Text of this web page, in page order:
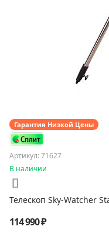
Гарантия Низкой Цены
Артикул: 71627
В наличии
Телескоп Sky-Watcher
114 990 ₽